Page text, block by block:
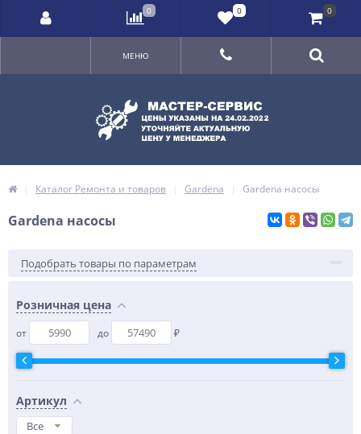
МЕНЮ
Каталог Ремонта и товаров Gardena Gardena насосы
Gardena насосы
Подобрать товары по параметрам
Розничная цена
от до ₽
Артикул
Все
0 0 0